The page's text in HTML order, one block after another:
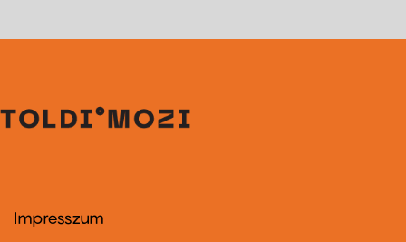
Footer
Impresszum